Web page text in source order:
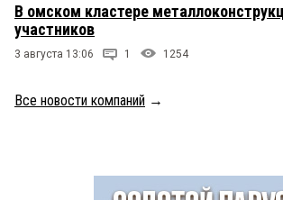
В омском кластере
участников
3 августа 13:06 1 1254
Все новости компаний →